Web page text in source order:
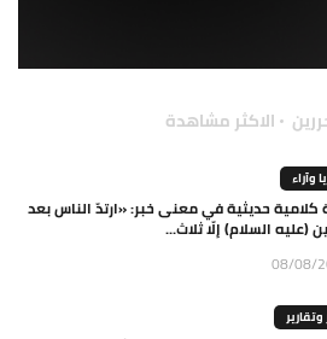
الاكثر مشاهدة
وآراء
كلامية حديثية في معنى خبر: «ارتدّ الناس بعد
(عليه السلام) إلّا ثلاث...
08/08/
وتقارير